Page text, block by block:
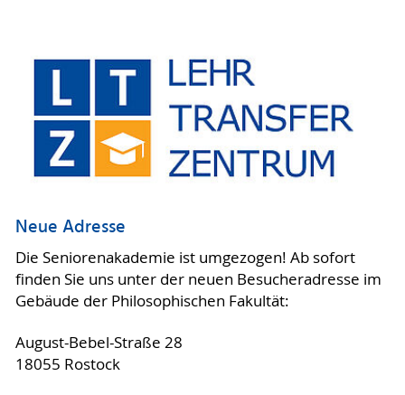
Neue Adresse
Die Seniorenakademie ist umgezogen! Ab sofort
finden Sie uns unter der neuen Besucheradresse im
Gebäude der Philosophischen Fakultät:
August-Bebel-Straße 28
18055 Rostock